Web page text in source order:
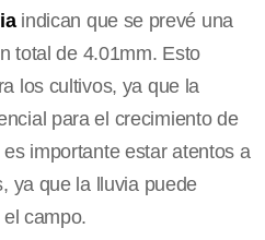
indican que se prevé una
total de 4.01mm. Esto
los cultivos, ya que la
para el crecimiento de
importante estar atentos a
ya que la lluvia puede
campo.